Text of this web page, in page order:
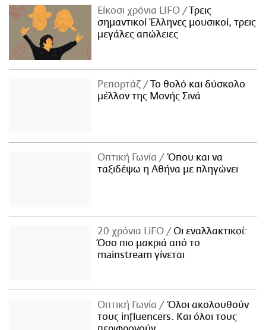
Είκοσι χρόνια LIFO
Tρεις
σημαντικοί Έλληνες μουσικοί, τρεις
μεγάλες απώλειες
Ρεπορτάζ
Το θολό και δύσκολο
μέλλον της Μονής Σινά
Οπτική Γωνία
Όπου και να
ταξιδέψω η Αθήνα με πληγώνει
20 χρόνια LiFO
Οι εναλλακτικοί:
Όσο πιο μακριά από το
mainstream γίνεται
Οπτική Γωνία
Όλοι ακολουθούν
τους influencers. Και όλοι τους